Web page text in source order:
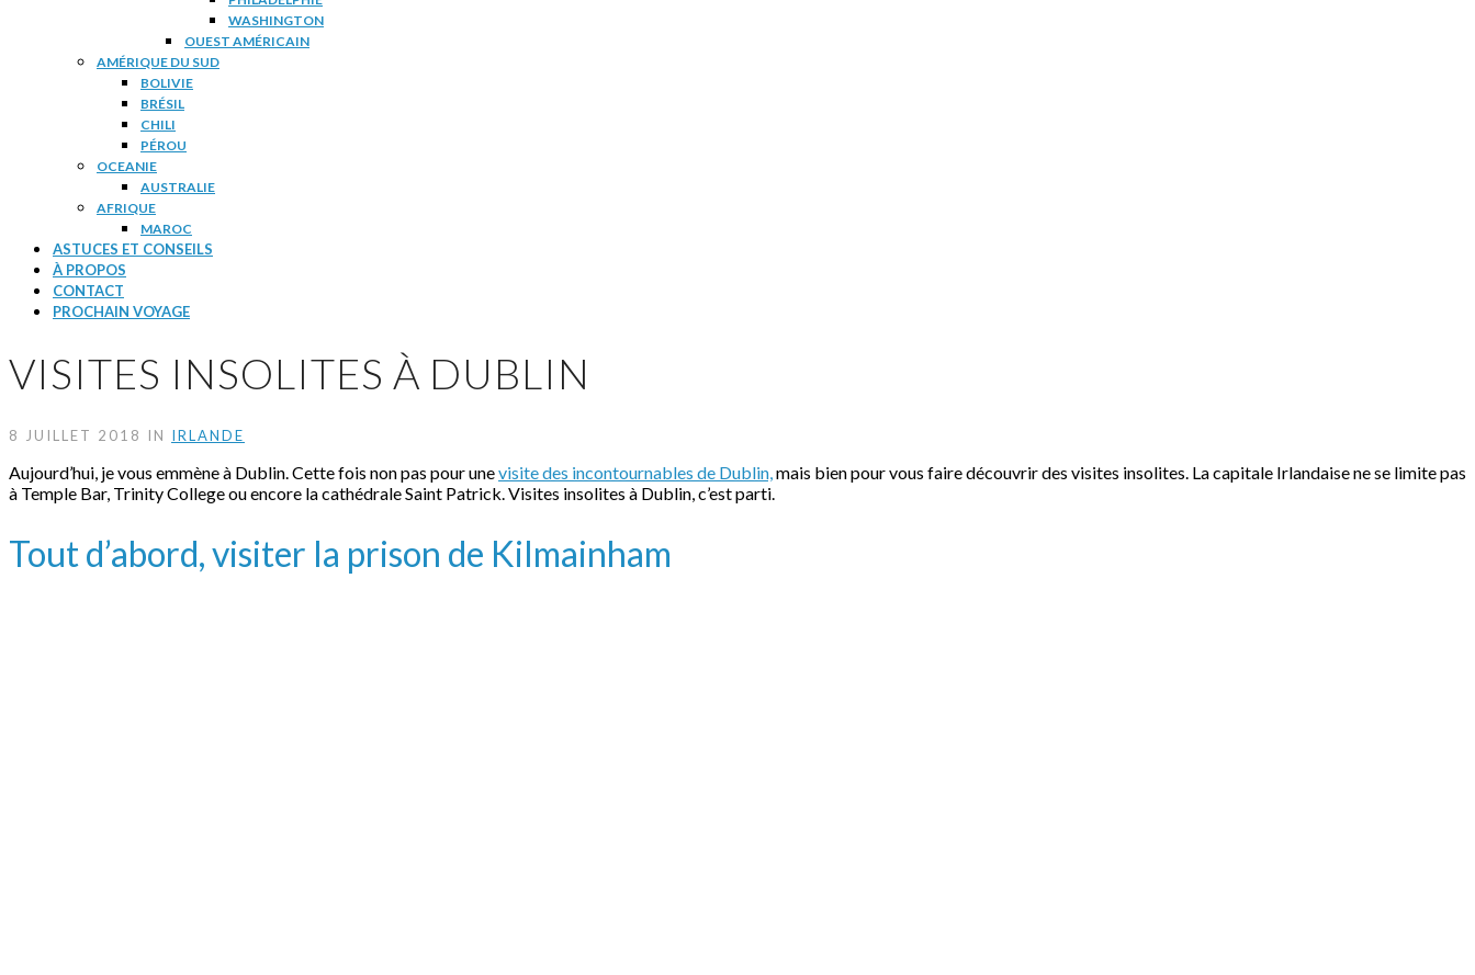
WASHINGTON
OUEST AMÉRICAIN
AMÉRIQUE DU SUD
BOLIVIE
BRÉSIL
CHILI
PÉROU
OCEANIE
AUSTRALIE
AFRIQUE
MAROC
ASTUCES ET CONSEILS
À PROPOS
CONTACT
PROCHAIN VOYAGE
VISITES INSOLITES À DUBLIN
8 JUILLET 2018 IN IRLANDE
Aujourd’hui, je vous emmène à Dublin. Cette fois non pas pour unevisite des incontournables de Dublin,mais bien pour vous faire découvrir des visites insolites. La capitale Irlandaise ne se limite pas
à Temple Bar, Trinity College ou encore la cathédrale Saint Patrick. Visites insolites à Dublin, c’est parti.
Tout d’abord, visiter la prison de Kilmainham